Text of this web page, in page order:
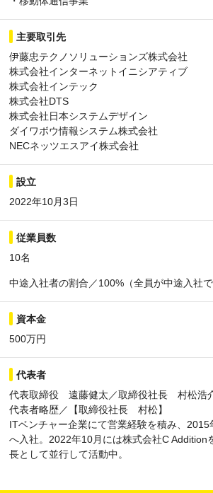
主要取引先
伊藤忠テクノソリューションズ株式会社
株式会社インターネットイニシアティブ
株式会社インテック
株式会社DTS
株式会社日本システムデザイン
ダイワボウ情報システム株式会社
NECネッツエスアイ株式会社
設立
2022年10月3日
従業員数
10名
中途入社者の割合／100%（全員が中途入社で
資本金
500万円
代表者
代表取締役 遠藤健太／取締役社長 村松浩
代表者略歴／【取締役社長 村松】
ITベンチャー企業にて営業経験を積み、
へ入社。2022年10月には株式会社C Addition
長として並行して活動中。